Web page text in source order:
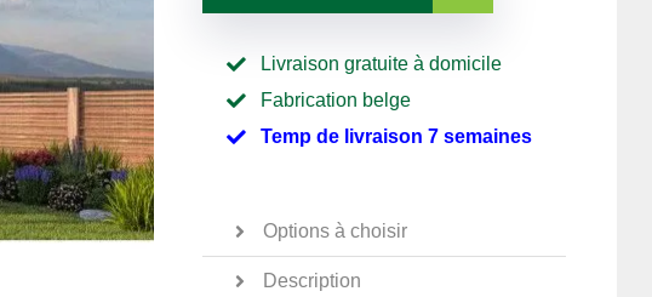
Livraison gratuite à domicile
Fabrication belge
Temp de livraison 7 semaines
Options à choisir
Description